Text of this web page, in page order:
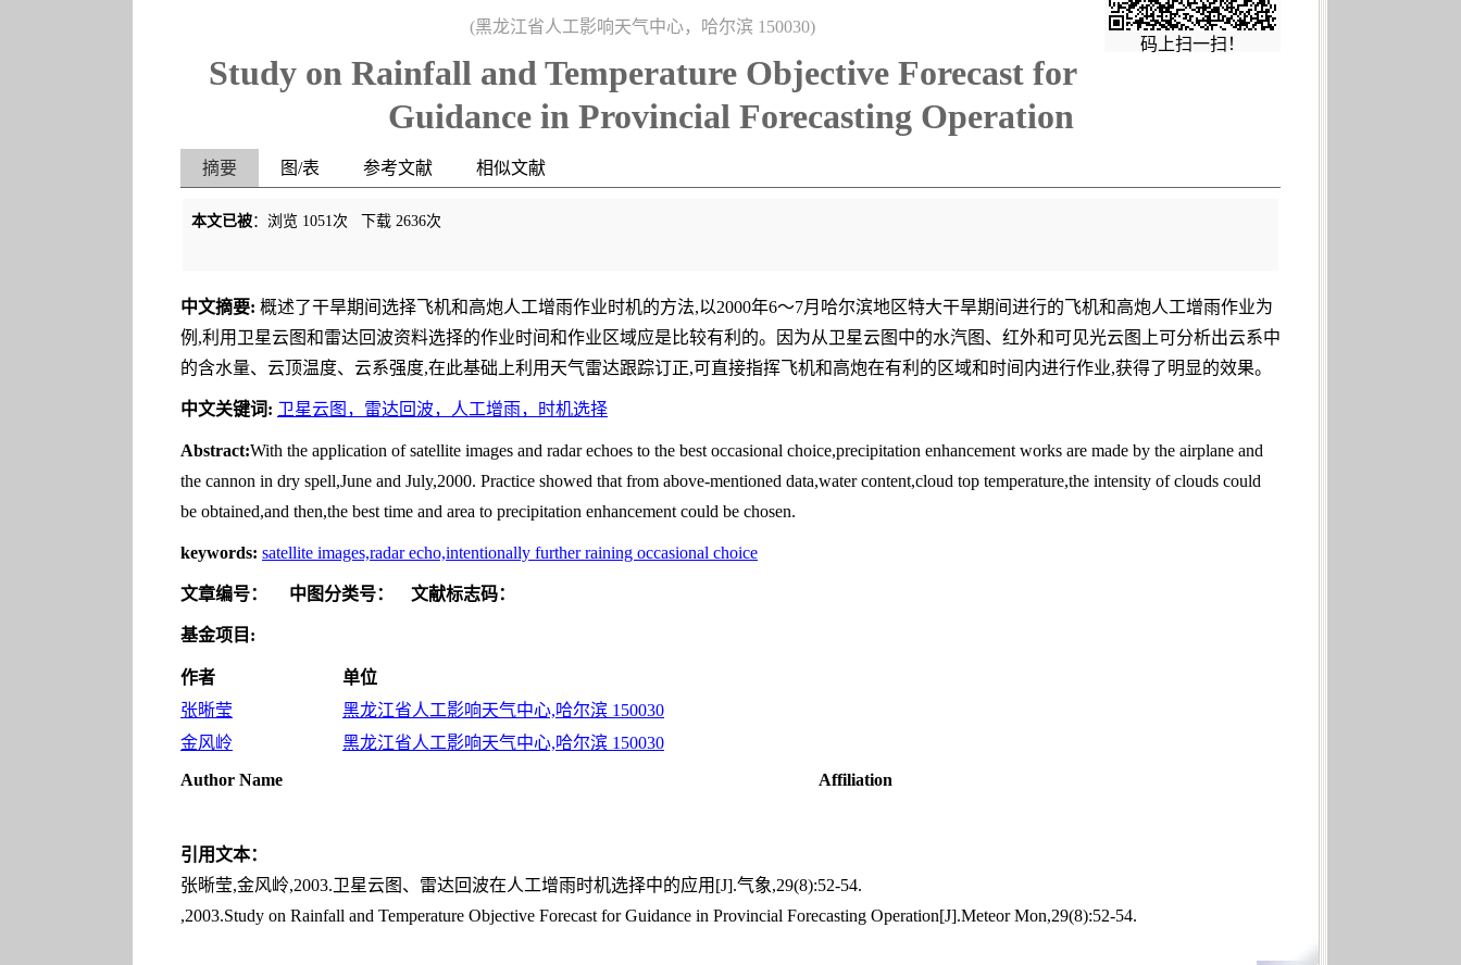
码上扫一扫！
(黑龙江省人工影响天气中心，哈尔滨 150030)
Study on Rainfall and Temperature Objective Forecast for
Guidance in Provincial Forecasting Operation
摘要 图/表 参考文献 相似文献
本文已被：浏览 1051次 下载 2636次
中文摘要: 概述了干旱期间选择飞机和高炮人工增雨作业时机的方法,以2000年6～7月哈尔滨地区特大干旱期间进行的飞机和高炮人工增雨作业为
例,利用卫星云图和雷达回波资料选择的作业时间和作业区域应是比较有利的。因为从卫星云图中的水汽图、红外和可见光云图上可分析出云系中
的含水量、云顶温度、云系强度,在此基础上利用天气雷达跟踪订正,可直接指挥飞机和高炮在有利的区域和时间内进行作业,获得了明显的效果。
中文关键词: 卫星云图，雷达回波，人工增雨，时机选择
Abstract:With the application of satellite images and radar echoes to the best occasional choice,precipitation enhancement works are made by the airplane and
the cannon in dry spell,June and July,2000. Practice showed that from above-mentioned data,water content,cloud top temperature,the intensity of clouds could
be obtained,and then,the best time and area to precipitation enhancement could be chosen.
keywords: satellite images,radar echo,intentionally further raining occasional choice
文章编号： 中图分类号： 文献标志码：
基金项目:
作者
单位
张晰莹
黑龙江省人工影响天气中心,哈尔滨 150030
金风岭
黑龙江省人工影响天气中心,哈尔滨 150030
Author Name
Affiliation
引用文本：
张晰莹,金风岭,2003.卫星云图、雷达回波在人工增雨时机选择中的应用[J].气象,29(8):52-54.
,2003.Study on Rainfall and Temperature Objective Forecast for Guidance in Provincial Forecasting Operation[J].Meteor Mon,29(8):52-54.